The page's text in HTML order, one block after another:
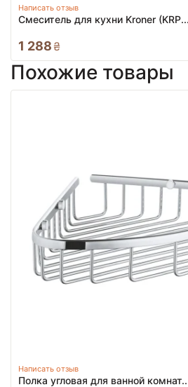
Написать отзыв
Смеситель для кухни Kroner (KRP...
1 288 ₴
Похожие товары
Написать отзыв
Полка угловая для ванной